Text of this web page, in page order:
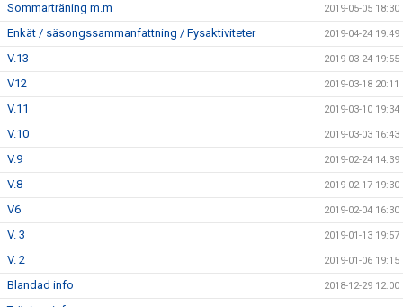
Sommarträning m.m 2019-05-05 18:30
Enkät / säsongssammanfattning / Fysaktiviteter 2019-04-24 19:49
V.13 2019-03-24 19:55
V12 2019-03-18 20:11
V.11 2019-03-10 19:34
V.10 2019-03-03 16:43
V.9 2019-02-24 14:39
V.8 2019-02-17 19:30
V6 2019-02-04 16:30
V. 3 2019-01-13 19:57
V. 2 2019-01-06 19:15
Blandad info 2018-12-29 12:00